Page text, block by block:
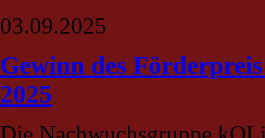
03.09.2025
Gewinn des
2025